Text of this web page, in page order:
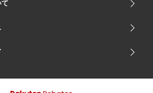
BRILMY 中身が見えて時短がかなう